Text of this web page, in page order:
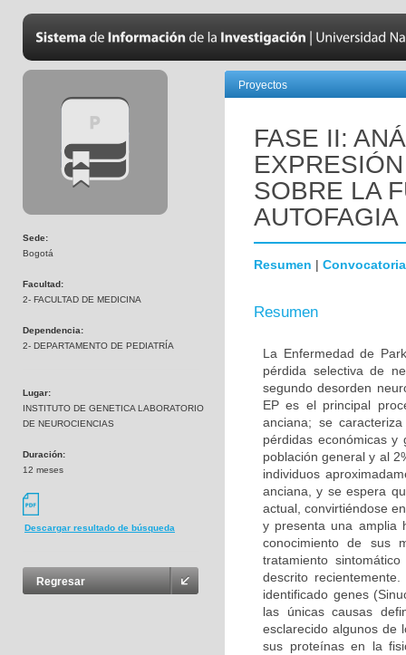
Sede:
Bogotá
Facultad:
2- FACULTAD DE MEDICINA
Dependencia:
2- DEPARTAMENTO DE PEDIATRÍA
Lugar:
INSTITUTO DE GENETICA LABORATORIO
DE NEUROCIENCIAS
Duración:
12 meses
Descargar resultado de búsqueda
Regresar
Proyectos
FASE II:
SOBRE LA
Resumen | Convocatoria
Resumen
La Enfermedad de
pérdida selectiva de
segundo desorden
EP es el principal
anciana; se
pérdidas económicas y
población general y al
individuos
anciana, y se espera
actual, convirtiéndose
y presenta una amplia
conocimiento de sus
tratamiento
descrito
identificado genes
las únicas causas
esclarecido algunos de
sus proteínas en la